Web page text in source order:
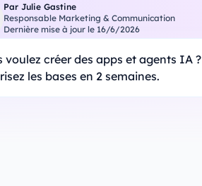
Par Julie Gastine
Responsable Marketing & Communication
Dernière mise à jour le 16/6/2026
voulez créer des apps et agents IA ?
les bases en 2 semaines.